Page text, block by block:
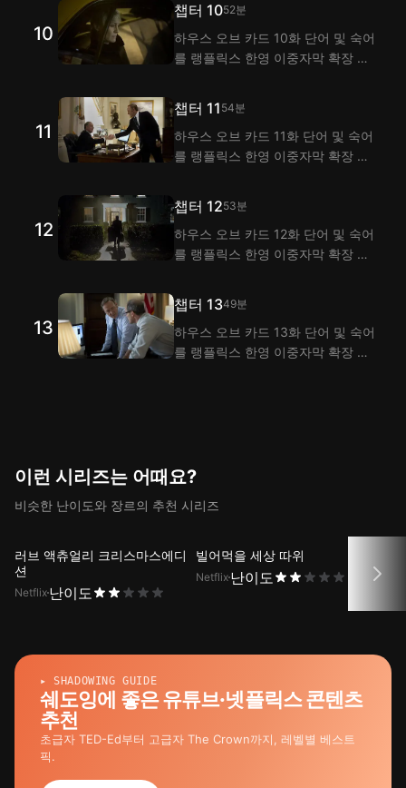
오브 카드 9화 대사 해석을 제공해
요.
10
챕터 1052분
하우스 오브 카드 10화 단어 및 숙어
를 랭플릭스 한영 이중자막 확장 프
오브 카드 10화 대사 해석을 제공해
요.
11
챕터 11 54분
하우스 오브 카드 11화 단어 및 숙어
를 랭플릭스 한영 이중자막 확장 프
오브 카드 11화 대사 해석을 제공해
요.
12
챕터 1253분
하우스 오브 카드 12화 단어 및 숙어
를 랭플릭스 한영 이중자막 확장 프
오브 카드 12화 대사 해석을 제공해
요.
13
챕터 1349분
하우스 오브 카드 13화 단어 및 숙어
를 랭플릭스 한영 이중자막 확장 프
이런 시리즈는 어때요?
비슷한 난이도와 장르의 추천 시리즈
러브 액츄얼리 크리스마스에디
션
Netflix 난이도
빌어먹을 세상 따위
Netflix 난이도
▸ SHADOWING GUIDE
쉐도잉에 좋은 유튜브·넷플릭스 콘텐츠
추천
초급자 TED-Ed부터 고급자 The Crown까지, 레벨별 베스트
픽.